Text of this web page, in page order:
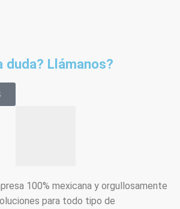
duda? Llámanos?
100% mexicana y orgullosamente
para todo tipo de